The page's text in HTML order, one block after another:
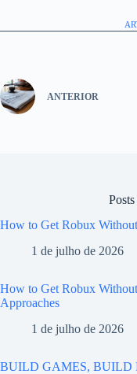
ANTERIOR
How to Get Robux
1 de julho de 2026
How to Get Robux
Approaches
1 de julho de 2026
BUILD GAMES, BUILD